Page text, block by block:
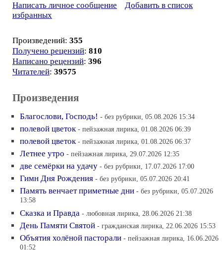
Написать личное сообщение
Добавить в список
избранных
Произведений: 355
Получено рецензий: 810
Написано рецензий: 396
Читателей: 39575
Произведения
Благослови, Господь! - без рубрики, 05.08.2026 15:34
полевой цветок - пейзажная лирика, 01.08.2026 06:39
полевой цветок - пейзажная лирика, 01.08.2026 06:37
Летнее утро - пейзажная лирика, 29.07.2026 12:35
две семёрки на удачу - без рубрики, 17.07.2026 17:00
Гимн Дня Рождения - без рубрики, 05.07.2026 20:41
Память венчает приметные дни - без рубрики, 05.07.2026
13:58
Сказка и Правда - любовная лирика, 28.06.2026 21:38
День Памяти Святой - гражданская лирика, 22.06.2026 15:53
Объятия холёной пасторали - пейзажная лирика, 16.06.2026
01:52